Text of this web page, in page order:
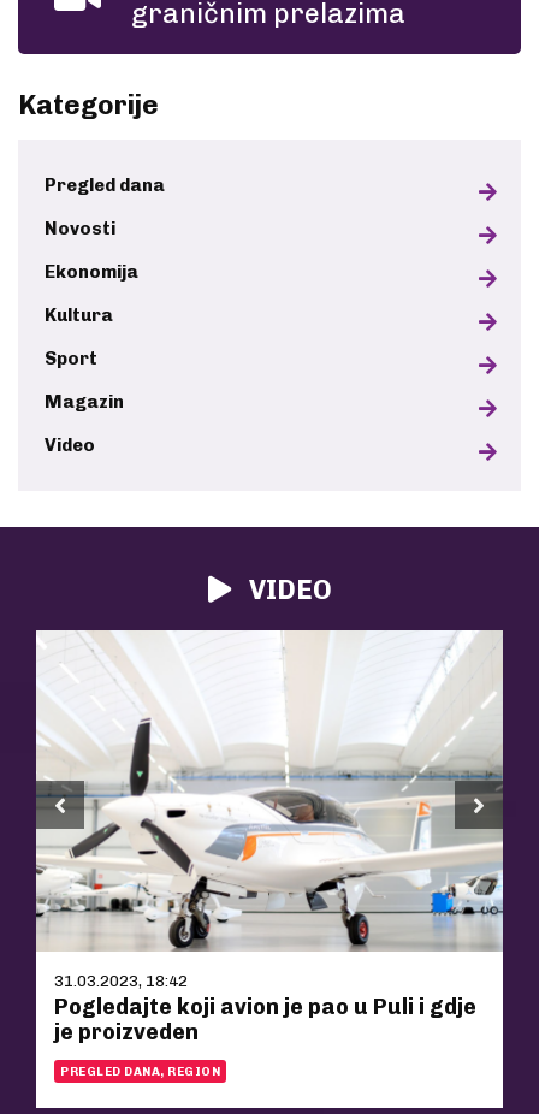
graničnim prelazima
Kategorije
Pregled dana
Novosti
Ekonomija
Kultura
Sport
Magazin
Video
VIDEO
31.03.2023, 18:42
Pogledajte koji avion je pao u Puli i gdje
je proizveden
PREGLED DANA, REGION